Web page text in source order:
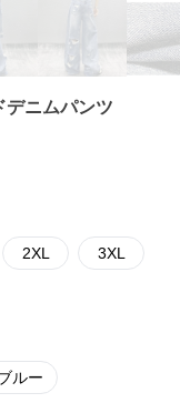
デニムパンツ
2XL 3XL
ルー